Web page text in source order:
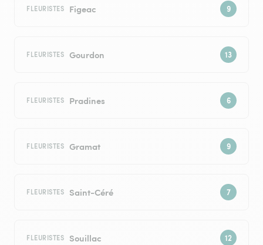
FLEURISTES Figeac
FLEURISTES Gourdon
FLEURISTES Pradines
FLEURISTES Gramat
FLEURISTES Saint-Céré
FLEURISTES Souillac